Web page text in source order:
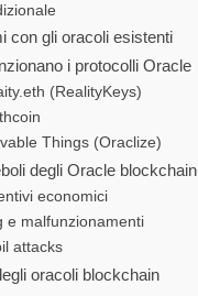
con gli oracoli esistenti
i protocolli Oracle
(RealityKeys)
Things (Oraclize)
degli Oracle blockchain
economici
e malfunzionamenti
attacks
oracoli blockchain